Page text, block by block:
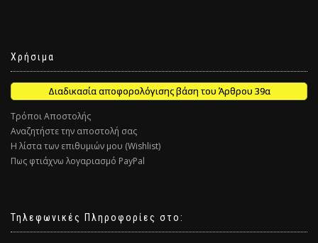
Χρήσιμα
Διαδικασία αποφορολόγισης βάση του Άρθρου 39α
Τρόποι Αποστολής
Αναζητήστε την αποστολή σας
Η λίστα των επιθυμιών μου (Wishlist)
Πως φτιάχνω λογαριασμό PayPal
Τηλεφωνικές Πληροφορίες στο: